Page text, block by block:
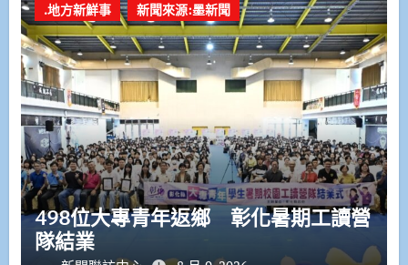
.地方新鮮事 新聞來源:墨新聞
498位大專青年返鄉 彰化暑期工讀營
隊結業